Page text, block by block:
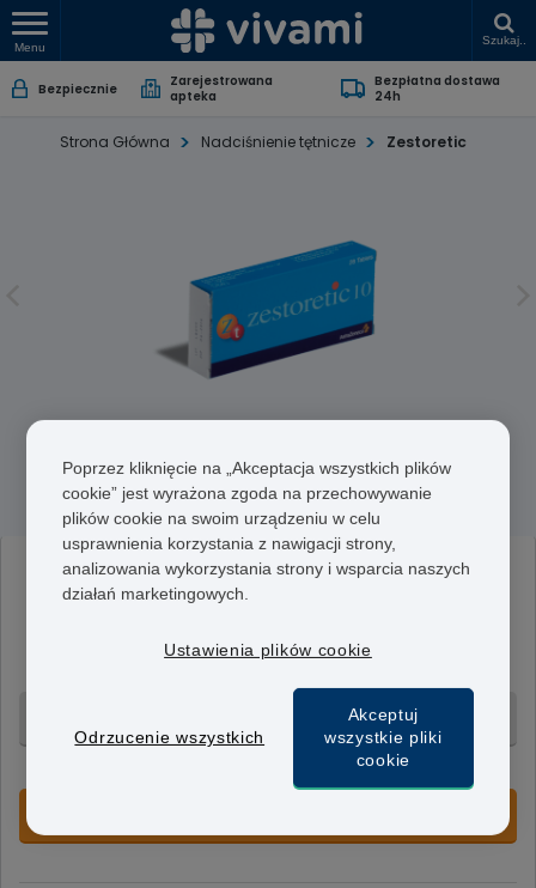
Menu
Szukaj..
Bezpiecznie
Zarejestrowana
apteka
Bezpłatna dostawa
24h
Strona Główna Nadciśnienie tętnicze Zestoretic
Lizynopryl/Hydrochlorotiazyd
Zestoretic 10
10mg/12.5mg
Każda tabletka zawiera 10 mg lizynoprylu i 12,5 mg
hydrochlorotiazydu. Zwykle jest to dawka początkowa.
28 tabletek - 472 zł
Poprzez kliknięcie na „Akceptacja wszystkich plików
cookie” jest wyrażona zgoda na przechowywanie
plików cookie na swoim urządzeniu w celu
usprawnienia korzystania z nawigacji strony,
analizowania wykorzystania strony i wsparcia naszych
działań marketingowych.
Ustawienia plików cookie
Odrzucenie wszystkich
Akceptuj
wszystkie pliki
cookie